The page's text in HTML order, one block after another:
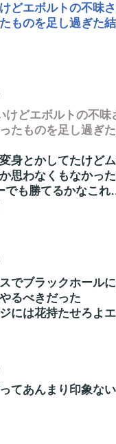
どエボルトの不味
ものを足し過ぎた
けどエボルトの不味
たものを足し過ぎ
身とかしてたけど
思わなくもなかっ
でも勝てるかなこ
でブラックホール
るべきだった
には花持たせろよ
てあんまり印象な